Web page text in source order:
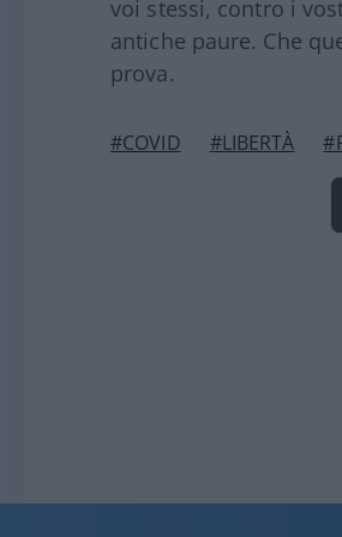
voi stessi, contro i
antiche paure. Che
prova.
#COVID #LIBERTÀ